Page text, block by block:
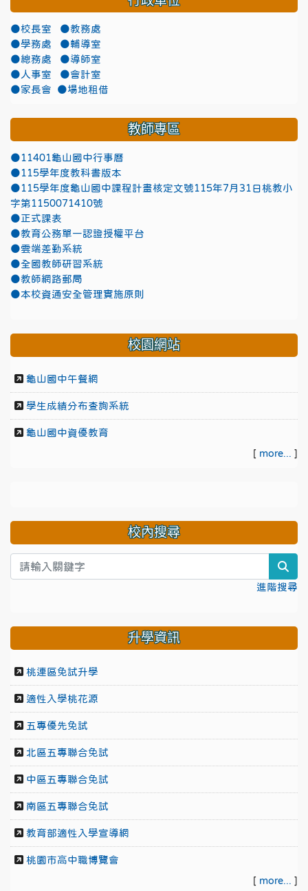
●校長室
●教務處
●學務處
●輔導室
●總務處
●導師室
●人事室
●會計室
●家長會
●場地租借
教師專區
●11401龜山國中行事曆
●115學年度教科書版本
●115學年度龜山國中課程計畫核定文號115年7月31日桃教小
字第1150071410號
●正式課表
●教育公務單一認證授權平台
●雲端差勤系統
●全國教師研習系統
●教師網路郵局
●本校資通安全管理實施原則
校園網站
龜山國中午餐網
學生成績分布查詢系統
龜山國中資優教育
[ more... ]
校內搜尋
進階搜尋
升學資訊
桃連區免試升學
適性入學桃花源
五專優先免試
北區五專聯合免試
中區五專聯合免試
南區五專聯合免試
教育部適性入學宣導網
桃園市高中職博覽會
[ more... ]